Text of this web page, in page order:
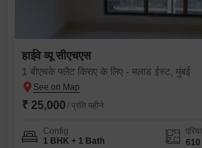
हाईवे व्यू सीएचएस
1 बीएचके फ्लैट किराए के लिए - मलाड ईस्ट, मुंबई
₹ 25,000 / प्रति महीने
Config
1 BHK + 1 Bath
एरिया
610